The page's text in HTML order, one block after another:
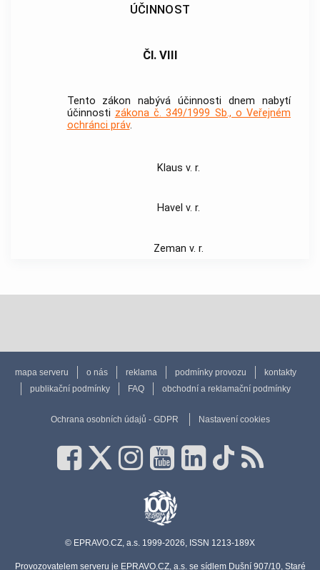
ÚČINNOST
Čl. VIII
Tento zákon nabývá účinnosti dnem nabytí
účinnosti zákona č. 349/1999 Sb., o Veřejném
ochránci práv.
Klaus v. r.
Havel v. r.
Zeman v. r.
mapa serveru o nás reklama podmínky provozu
kontakty
publikační podmínky
FAQ obchodní a reklamační podmínky
Ochrana osobních údajů - GDPR Nastavení cookies
© EPRAVO.CZ, a.s. 1999-2026, ISSN 1213-189X
Provozovatelem serveru je EPRAVO.CZ, a.s. se sídlem Dušní 907/10, Staré